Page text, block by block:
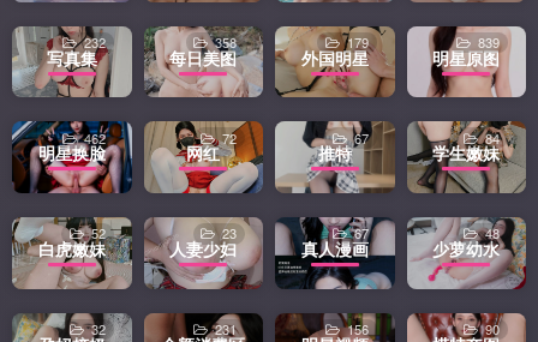
写真集
232
每日美图
358
外国明星
179
明星原图
839
明星换脸
462
网红
72
推特
67
学生嫩妹
84
白虎嫩妹
52
人妻少妇
23
真人漫画
67
少萝幼水
48
32 231 156 90